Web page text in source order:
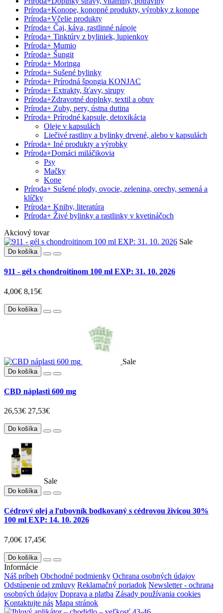
Príroda+Konope, konopné produkty, výrobky z konope
Príroda+Včelie produkty
Príroda+ Čaj, káva, rastlinné nápoje
Príroda+ Tinktúry z byliniek, lupienkov
Príroda+ Mumio
Príroda+ Šungit
Príroda+ Moringa
Príroda+ Sušené bylinky
Príroda+ Prírodná špongia KONJAC
Príroda+ Extrakty, šťavy, sirupy
Príroda+Zdravotné doplnky, textil a obuv
Príroda+ Zuby, pery, ústna dutina
Príroda+ Prírodné kapsule, detoxikácia
Oleje v kapsulách
Liečivé rastliny a bylinky drvené, alebo v kapsulách
Príroda+ Iné produkty a výrobky
Príroda+Domáci miláčikovia
Psy
Mačky
Kone
Príroda+ Sušené plody, ovocie, zelenina, orechy, semená a
klíčky
Príroda+ Knihy, literatúra
Príroda+ Živé bylinky a rastlinky v kvetináčoch
Akciový tovar
Sale
Do košíka
911 - gél s chondroitinom 100 ml EXP: 31. 10. 2026
4,00€ 8,15€
Do košíka
Sale
Do košíka
CBD náplasti 600 mg
26,53€ 27,53€
Do košíka
Sale
Do košíka
Cédrový olej a ľubovník bodkovaný s cédrovou živicou 30%
100 ml EXP: 14. 10. 2026
7,00€ 17,45€
Do košíka
Informácie
Náš príbeh Obchodné podmienky Ochrana osobných údajov
Odstúpenie od zmluvy Reklamačný poriadok Newsletter - ochrana
osobných údajov Doprava a platba Zásady používania cookies
Kontaktujte nás Mapa stránok